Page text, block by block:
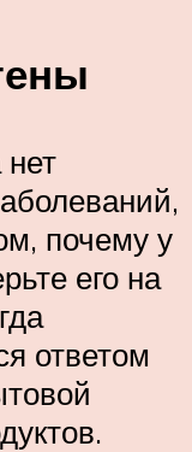
почему у
его на
ответом